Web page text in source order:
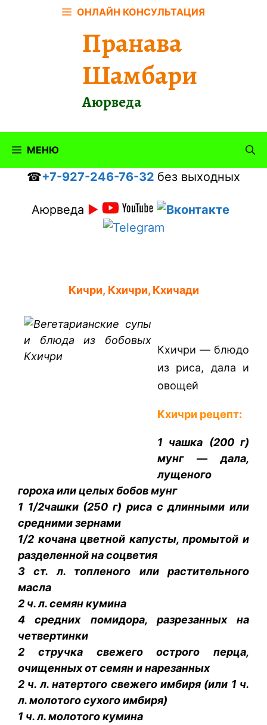
ОНЛАЙН КОНСУЛЬТАЦИЯ
Пранава
Шамбари
Аюрведа
МЕНЮ
☎+7-927-246-76-32 без выходных
Аюрведа ►
Кичри, Кхичри, Кхичади
Кхичри — блюдо
из риса, дала и
овощей
Кхичри рецепт:
1 чашка (200 г)
мунг — дала,
лущеного
гороха или целых бобов мунг
1 1/2чашки (250 г) риса с длинными или
средними зернами
1/2 кочана цветной капусты, промытой и
разделенной на соцветия
3 ст. л. топленого или растительного
масла
2 ч. л. семян кумина
4 средних помидора, разрезанных на
четвертинки
2 стручка свежего острого перца,
очищенных от семян и нарезанных
2 ч. л. натертого свежего имбиря (или 1 ч.
л. молотого сухого имбиря)
1 ч. л. молотого кумина